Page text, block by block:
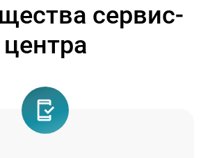
сервис-
центра